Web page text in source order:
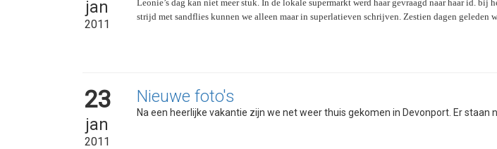
jan
2011
Leonie’s dag kan niet meer stuk. In de lokale supermarkt werd haar gevraagd naar haar id.
strijd met sandflies kunnen we alleen maar in superlatieven schrijven. Zestien dagen geleden
23
jan
2011
Nieuwe foto's
Na een heerlijke vakantie zijn we net weer thuis gekomen in Devonport. Er staan